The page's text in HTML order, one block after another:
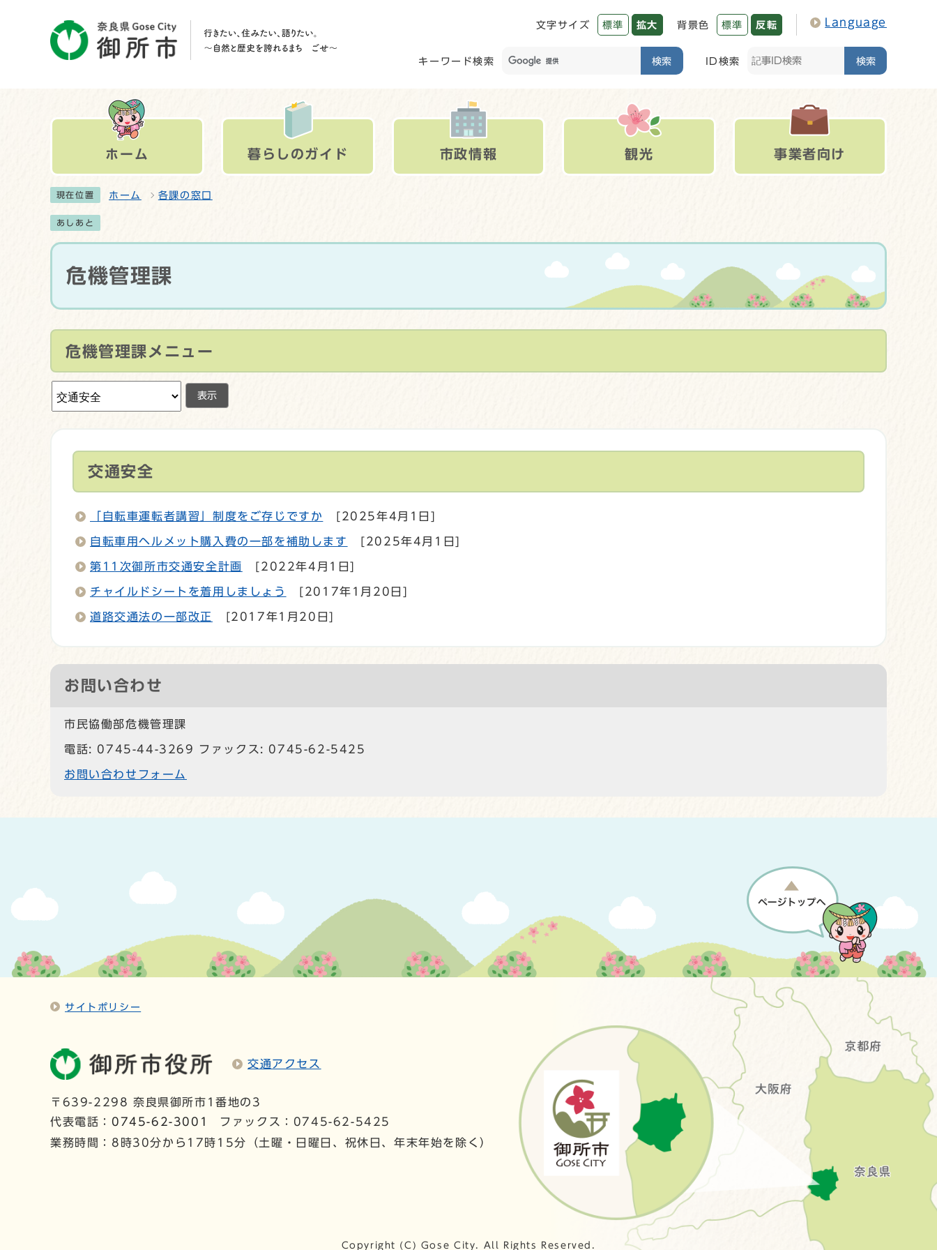
文字サイズ 標準 拡大 背景色 標準 反転 Language
キーワード検索 検索 ID検索 検索
ホーム 暮らしのガイド 市政情報 観光 事業者向け
現在位置 ホーム 各課の窓口
あしあと
危機管理課
危機管理課メニュー
表示
交通安全
「自転車運転者講習」制度をご存じですか [2025年4月1日]
自転車用ヘルメット購入費の一部を補助します [2025年4月1日]
第11次御所市交通安全計画 [2022年4月1日]
チャイルドシートを着用しましょう [2017年1月20日]
道路交通法の一部改正 [2017年1月20日]
お問い合わせ
市民協働部危機管理課
電話: 0745-44-3269 ファックス: 0745-62-5425
お問い合わせフォーム
サイトポリシー
交通アクセス
〒639-2298 奈良県御所市1番地の3
代表電話： 0745-62-3001
ファックス：0745-62-5425
業務時間：8時30分から17時15分（土曜・日曜日、祝休日、年末年始を除く）
Copyright (C) Gose City. All Rights Reserved.